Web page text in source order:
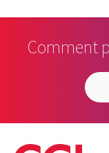
Comment